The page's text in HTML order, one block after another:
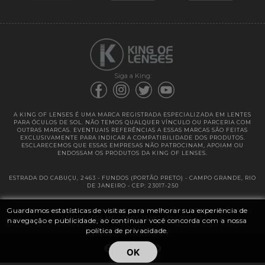
Guardamos estatísticas de visitas para melhorar sua experiência de
navegação e publicidade, ao continuar você concorda com a nossa
política de privacidade.
OK
Siga a King:
A KING OF LENSES É UMA MARCA REGISTRADA ESPECIALIZADA EM LENTES
PARA ÓCULOS DE SOL. NÃO TEMOS QUALQUER VÍNCULO OU PARCERIA COM
OUTRAS MARCAS. EVENTUAIS REFERÊNCIAS A ESSAS MARCAS SÃO FEITAS
EXCLUSIVAMENTE PARA INDICAR A COMPATIBILIDADE DOS PRODUTOS.
ESCLARECEMOS QUE ESSAS EMPRESAS NÃO PATROCINAM, APOIAM OU
ENDOSSAM OS PRODUTOS DA KING OF LENSES.
ESTRADA DO CABUÇU, 2463 - FUNDOS (PORTÃO PRETO) - CAMPO GRANDE, RIO
DE JANEIRO - CEP: 23017-250
@ 2025 | KING OF LENSES - KING OF IMPORTAÇÃO E DISTRIBUIÇÃO DE
LENTES LTDA ME | CNPJ: 13.682.533 / 0001-42